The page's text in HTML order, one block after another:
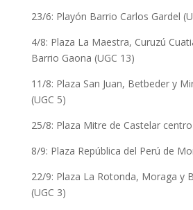
23/6: Playón Barrio Carlos Gardel
4/8: Plaza La Maestra, Curuzú
Barrio Gaona (UGC 13)
11/8: Plaza San Juan, Betbeder y
(UGC 5)
25/8: Plaza Mitre de Castelar centro
8/9: Plaza República del Perú de
22/9: Plaza La Rotonda, Moraga y
(UGC 3)